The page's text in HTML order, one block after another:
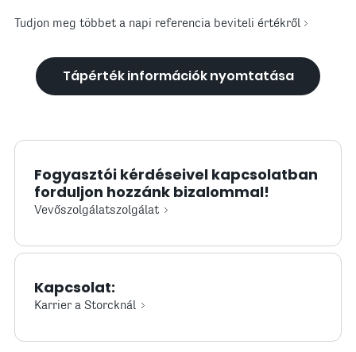
Tudjon meg többet a napi referencia beviteli értékről
Tápérték információk nyomtatása
Fogyasztói kérdéseivel kapcsolatban
forduljon hozzánk bizalommal!
Vevőszolgálatszolgálat
Kapcsolat:
Karrier a Storcknál